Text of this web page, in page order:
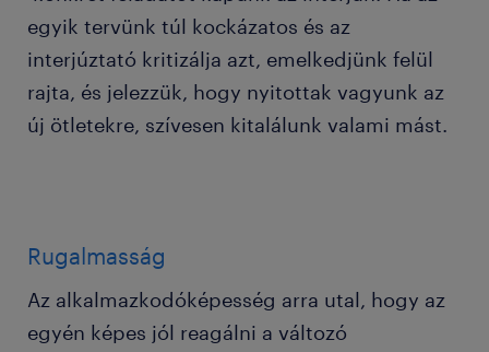
egyik tervünk túl kockázatos és az
interjúztató kritizálja azt, emelkedjünk felül
rajta, és jelezzük, hogy nyitottak vagyunk az
új ötletekre, szívesen kitalálunk valami mást.
Rugalmasság
Az alkalmazkodóképesség arra utal, hogy az
egyén képes jól reagálni a változó